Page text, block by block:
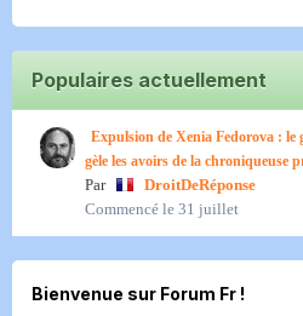
Populaires actuellement
Expulsion de Xenia Fedorova : le
gèle les avoirs de la chroniqueuse
Par
DroitDeRéponse
Commencé le 31 juillet
Bienvenue sur Forum Fr !